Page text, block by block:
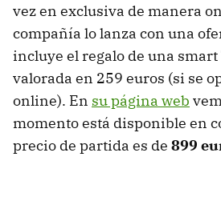
vez en exclusiva de manera
compañía lo lanza con una
incluye el regalo de una smart
valorada en 259 euros (si se
online). En su página web
momento está disponible en
precio de partida es de 899